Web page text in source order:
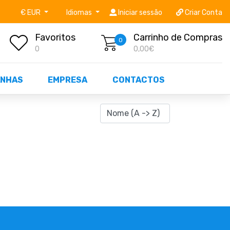
STOCK OFF! Não perca já as centenas de
€ EUR Idiomas Iniciar sessão Criar Conta
Favoritos
0
0 Carrinho de Compras
0,00€
EMPRESA CONTACTOS